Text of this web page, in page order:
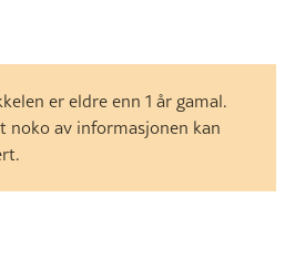
er eldre enn 1 år gamal.
noko av informasjonen kan